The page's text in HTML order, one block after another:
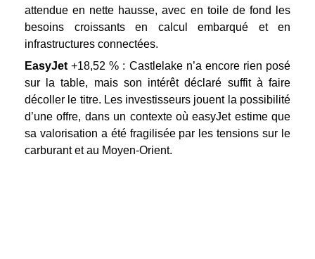
attendue en nette hausse, avec en toile de fond les
besoins croissants en calcul embarqué et en
infrastructures connectées.
EasyJet+18,52 % : Castlelake n’a encore rien posé
sur la table, mais son intérêt déclaré suffit à faire
décoller le titre. Les investisseurs jouent la possibilité
d’une offre, dans un contexte où easyJet estime que
sa valorisation a été fragilisée par les tensions sur le
carburant et au Moyen-Orient.